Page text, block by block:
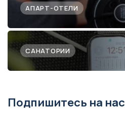
АПАРТ-ОТЕЛИ
САНАТОРИИ
Подпишитесь на нас